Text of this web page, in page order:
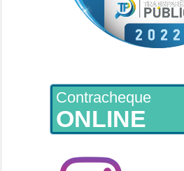
Contracheque
ONLINE